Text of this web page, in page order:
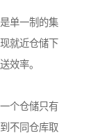
单一制的集
就近仓储下
效率。
个仓储只有
不同仓库取